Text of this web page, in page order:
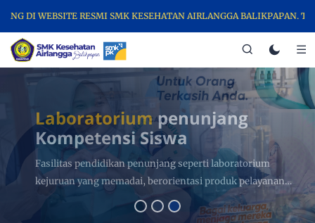
RESMI SMK KESEHATAN AIRLANGGA BALIKPAPAN.
Healthpreneurship(Sekolah
Berbasis Perusahaan)
Layanan Teaching Factory Home Caregiver bagi warga
senior untuk mencegah dimensia & pendampingan orang
sakit